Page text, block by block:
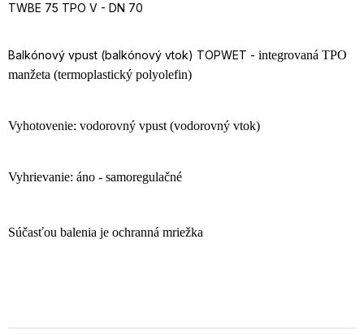
TWBE 75 TPO V - DN 70
Balkónový vpust (balkónový vtok) TOPWET - integrovaná TPO
manžeta (termoplastický polyolefin)
Vyhotovenie: vodorovný vpust (vodorovný vtok)
Vyhrievanie: áno - samoregulačné
Súčasťou balenia je ochranná mriežka